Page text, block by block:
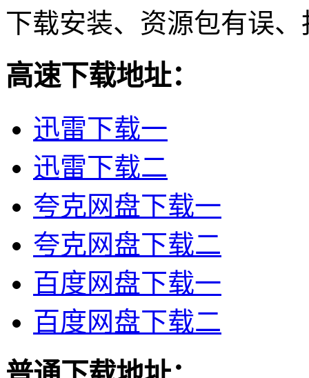
下载安装、资源包有误
高速下载地址：
迅雷下载一
迅雷下载二
夸克网盘下载一
夸克网盘下载二
百度网盘下载一
百度网盘下载二